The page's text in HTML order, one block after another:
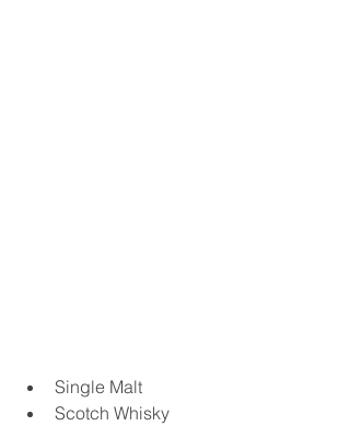
Single Malt
Scotch Whisky